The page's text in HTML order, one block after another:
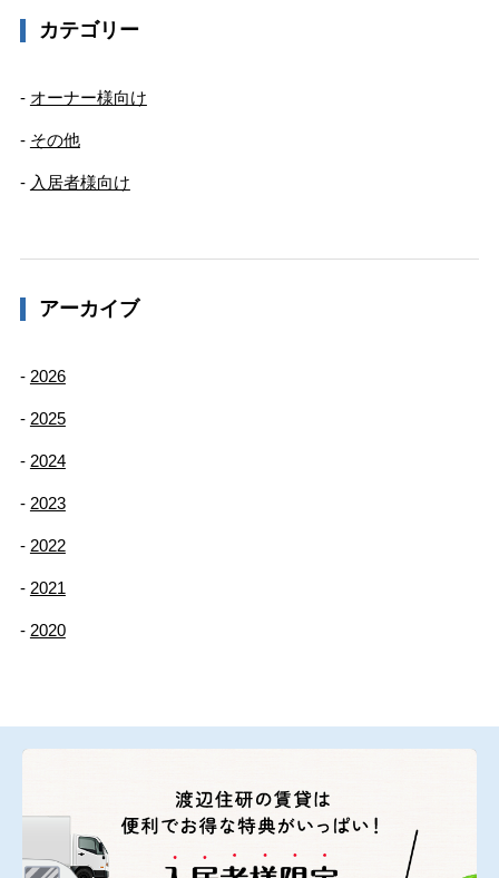
カテゴリー
オーナー様向け
その他
入居者様向け
アーカイブ
2026
2025
2024
2023
2022
2021
2020